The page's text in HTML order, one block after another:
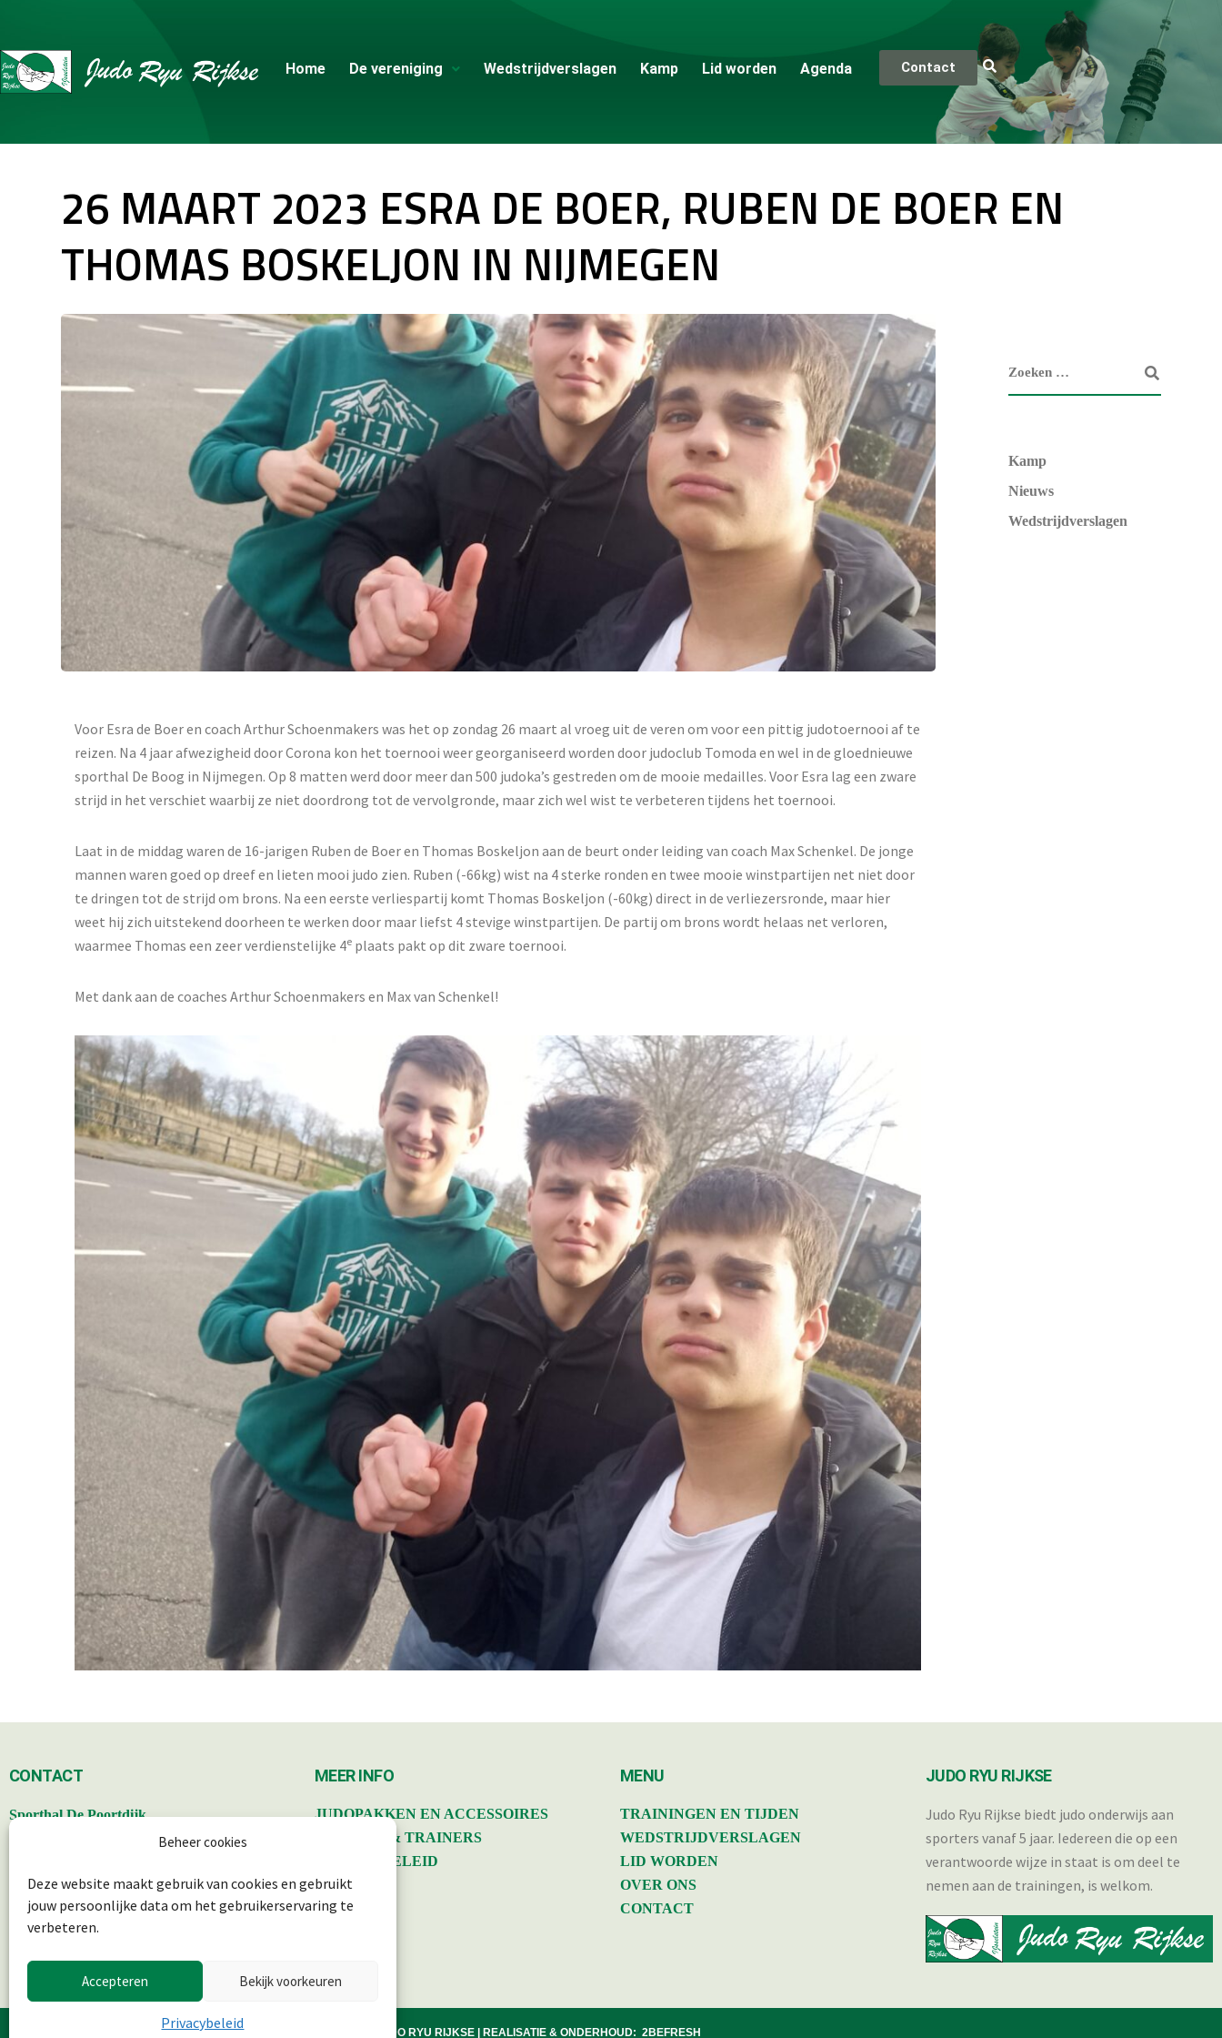
Beheer cookies
Deze website maakt gebruik van cookies en gebruikt
jouw persoonlijke data om het gebruikerservaring te
verbeteren.
Accepteren Bekijk voorkeuren
Privacybeleid
Home De vereniging Wedstrijdverslagen Kamp Lid worden Agenda Contact
26 MAART 2023 ESRA DE BOER, RUBEN DE BOER EN
THOMAS BOSKELJON IN NIJMEGEN
Voor Esra de Boer en coach Arthur Schoenmakers was het op zondag 26 maart al vroeg uit de veren om voor een pittig judotoernooi af te
reizen. Na 4 jaar afwezigheid door Corona kon het toernooi weer georganiseerd worden door judoclub Tomoda en wel in de gloednieuwe
sporthal De Boog in Nijmegen. Op 8 matten werd door meer dan 500 judoka’s gestreden om de mooie medailles. Voor Esra lag een zware
strijd in het verschiet waarbij ze niet doordrong tot de vervolgronde, maar zich wel wist te verbeteren tijdens het toernooi.
Laat in de middag waren de 16-jarigen Ruben de Boer en Thomas Boskeljon aan de beurt onder leiding van coach Max Schenkel. De jonge
mannen waren goed op dreef en lieten mooi judo zien. Ruben (-66kg) wist na 4 sterke ronden en twee mooie winstpartijen net niet door
te dringen tot de strijd om brons. Na een eerste verliespartij komt Thomas Boskeljon (-60kg) direct in de verliezersronde, maar hier
weet hij zich uitstekend doorheen te werken door maar liefst 4 stevige winstpartijen. De partij om brons wordt helaas net verloren,
waarmee Thomas een zeer verdienstelijke 4e plaats pakt op dit zware toernooi.
Met dank aan de coaches Arthur Schoenmakers en Max van Schenkel!
Kamp
Nieuws
Wedstrijdverslagen
CONTACT
Sporthal De Poortdijk,
Poortdijk 34, 3402 BS IJsselstein.
info@judoryurijkse.nl
06-41281739
MEER INFO
JUDOPAKKEN EN ACCESSOIRES
BESTUUR & TRAINERS
PRIVACYBELEID
SITEMAP
AGENDA
MENU
TRAININGEN EN TIJDEN
WEDSTRIJDVERSLAGEN
LID WORDEN
OVER ONS
CONTACT
JUDO RYU RIJKSE
Judo Ryu Rijkse biedt judo onderwijs aan
sporters vanaf 5 jaar. Iedereen die op een
verantwoorde wijze in staat is om deel te
nemen aan de trainingen, is welkom.
© 2025 JUDO RYU RIJKSE | REALISATIE & ONDERHOUD: 2BEFRESH